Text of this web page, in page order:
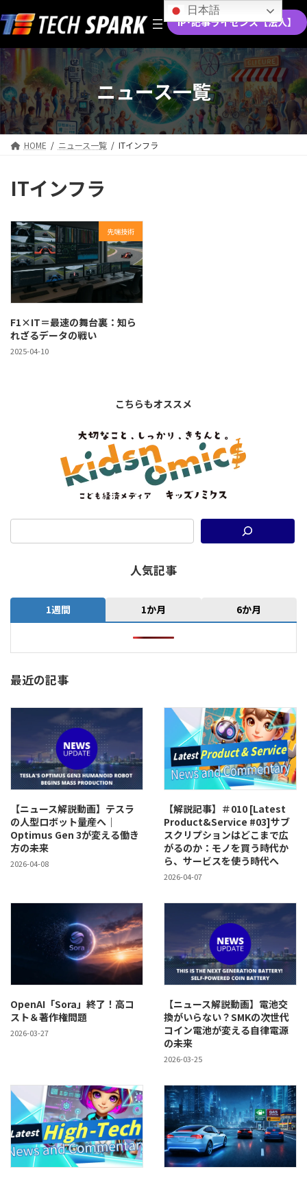
ン
テ
ン
ツ
へ
ス
キ
ッ
プ
ビ
ゲ
ー
シ
ョ
ン
に
移
動
IP･記事ライセンス【法人】
ニュース一覧
HOME ニュース一覧 ITインフラ
ITインフラ
先端技術
F1×IT＝最速の舞台裏：知ら
れざるデータの戦い
2025-04-10
こちらもオススメ
人気記事
1週間 1か月 6か月
最近の記事
【ニュース解説動画】テスラ
の人型ロボット量産へ｜
Optimus Gen 3が変える働き
方の未来
2026-04-08
【解説記事】＃010 [Latest
Product&Service #03]サブ
スクリプションはどこまで広
がるのか：モノを買う時代か
ら、サービスを使う時代へ
2026-04-07
OpenAI「Sora」終了！高コ
スト＆著作権問題
2026-03-27
【ニュース解説動画】電池交
換がいらない？SMKの次世代
コイン電池が変える自律電源
の未来
2026-03-25
日本語